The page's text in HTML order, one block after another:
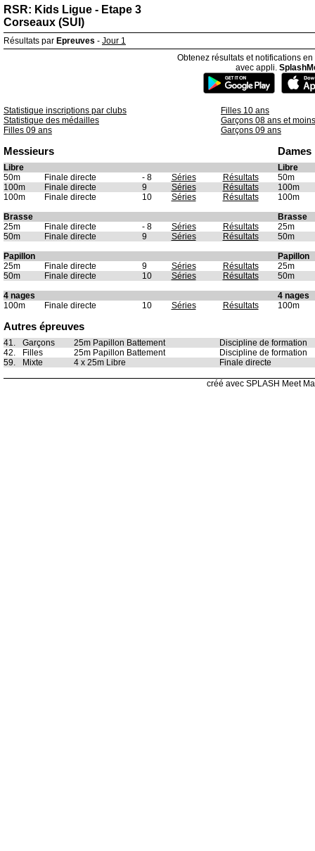
RSR: Kids Ligue - Etape 3
Corseaux (SUI)
Résultats par Epreuves - Jour 1
Obtenez résultats et notifications
avec appli.
Statistique inscriptions par clubs
Filles 10 ans
Statistique des médailles
Garçons 08 ans et moins
Filles 09 ans
Garçons 09 ans
Messieurs Dames
Libre
Libre
50m
Finale directe - 8 Séries Résultats
50m
100m
Finale directe 9 Séries Résultats
100m
100m
Finale directe 10 Séries Résultats
100m
Brasse
Brasse
25m
Finale directe - 8 Séries Résultats
25m
50m
Finale directe 9 Séries Résultats
50m
Papillon
Papillon
25m
Finale directe 9 Séries Résultats
25m
50m
Finale directe 10 Séries Résultats
50m
4 nages
4 nages
100m
Finale directe 10 Séries Résultats 100m
Autres épreuves
41. Garçons 25m Papillon Battement
Discipline de formation
42.
Filles 25m Papillon Battement
Discipline de formation
59.
Mixte 4 x 25m Libre Finale directe
créé avec SPLASH Meet